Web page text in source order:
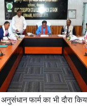
फार्म का भी दौरा